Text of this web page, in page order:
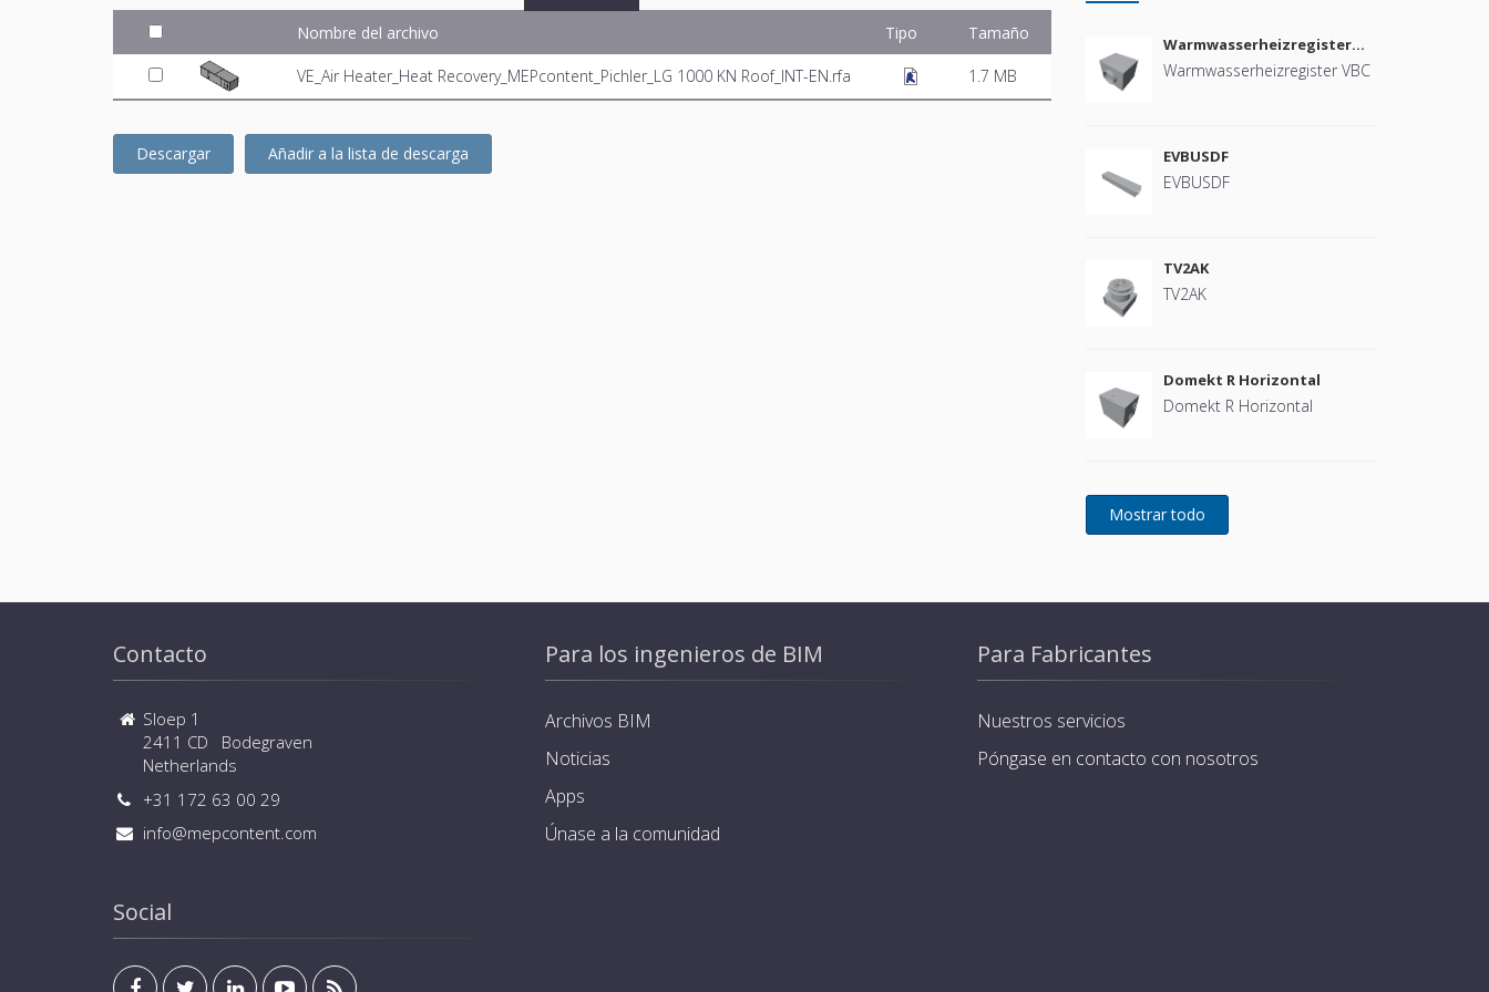
Nombre del archivo Tipo Tamaño
VE_Air Heater_Heat Recovery_MEPcontent_Pichler_LG 1000 KN Roof_INT-EN.rfa 1.7 MB
Descargar Añadir a la lista de descarga
Warmwasserheizregister
VBC
Warmwasserheizregister VBC
EVBUSDF
EVBUSDF
TV2AK
TV2AK
Domekt R Horizontal
Domekt R Horizontal
Contacto
Sloep 1
2411 CD Bodegraven
Netherlands
+31 172 63 00 29
info@mepcontent.com
Social
Para los ingenieros de BIM
Archivos BIM
Noticias
Apps
Únase a la comunidad
Para Fabricantes
Nuestros servicios
Póngase en contacto con nosotros